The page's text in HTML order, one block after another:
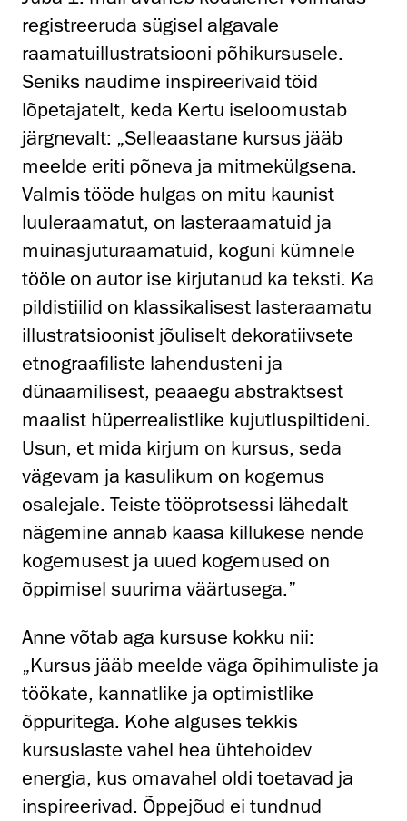
registreeruda sügisel algavale
raamatuillustratsiooni põhikursusele.
Seniks naudime inspireerivaid töid
lõpetajatelt, keda Kertu iseloomustab
järgnevalt: „Selleaastane kursus jääb
meelde eriti põneva ja mitmekülgsena.
Valmis tööde hulgas on mitu kaunist
luuleraamatut, on lasteraamatuid ja
muinasjuturaamatuid, koguni kümnele
tööle on autor ise kirjutanud ka teksti. Ka
pildistiilid on klassikalisest lasteraamatu
illustratsioonist jõuliselt dekoratiivsete
etnograafiliste lahendusteni ja
dünaamilisest, peaaegu abstraktsest
maalist hüperrealistlike kujutluspiltideni.
Usun, et mida kirjum on kursus, seda
vägevam ja kasulikum on kogemus
osalejale. Teiste tööprotsessi lähedalt
nägemine annab kaasa killukese nende
kogemusest ja uued kogemused on
õppimisel suurima väärtusega.”
Anne võtab aga kursuse kokku nii:
„Kursus jääb meelde väga õpihimuliste ja
töökate, kannatlike ja optimistlike
õppuritega. Kohe alguses tekkis
kursuslaste vahel hea ühtehoidev
energia, kus omavahel oldi toetavad ja
inspireerivad. Õppejõud ei tundnud